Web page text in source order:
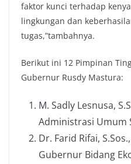
faktor kunci terhadap
lingkungan dan
tugas,”tambahnya.
Berikut ini 12 Pimpinan
Gubernur Rusdy Mastura:
M. Sadly Lesnusa,
Administrasi Umum
Dr. Farid Rifai,
Gubernur Bidang